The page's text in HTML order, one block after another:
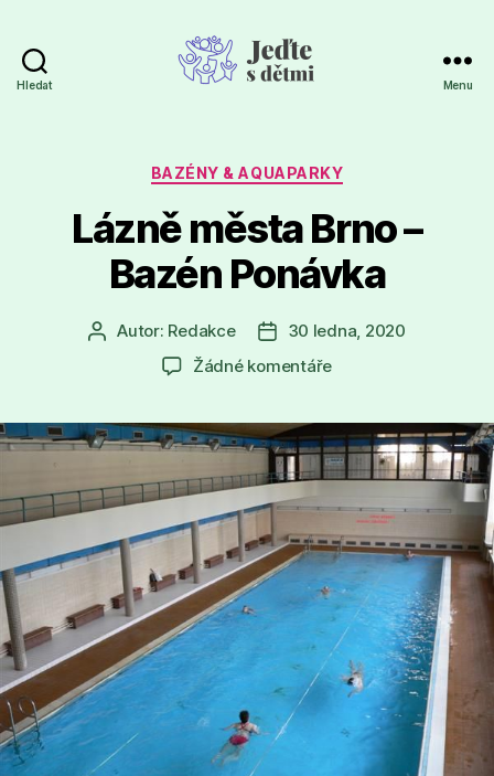
Hledat Menu
Rubriky
BAZÉNY & AQUAPARKY
Lázně města Brno –
Bazén Ponávka
Autor
příspěvku
Autor: Redakce
Datum
příspěvku
30 ledna, 2020
Žádné komentářeu
názvem
Lázně
města
Brno
–
Bazén
Ponávka